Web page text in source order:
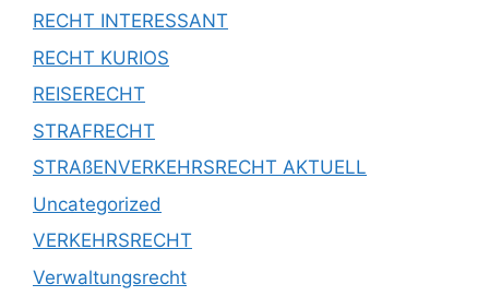
RECHT INTERESSANT
RECHT KURIOS
REISERECHT
STRAFRECHT
STRAßENVERKEHRSRECHT AKTUELL
Uncategorized
VERKEHRSRECHT
Verwaltungsrecht